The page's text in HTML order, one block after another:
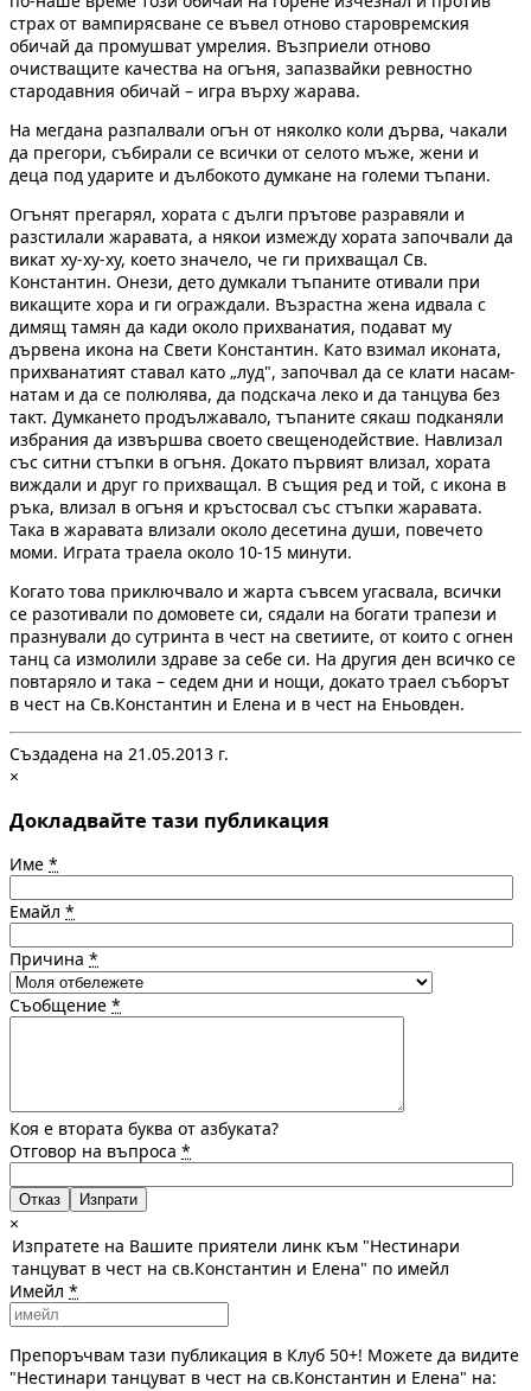
страх от вампирясване се въвел отново старовремския
обичай да промушват умрелия. Възприели отново
очистващите качества на огъня, запазвайки ревностно
стародавния обичай – игра върху жарава.
На мегдана разпалвали огън от няколко коли дърва, чакали
да прегори, събирали се всички от селото мъже, жени и
деца под ударите и дълбокото думкане на големи тъпани.
Огънят прегарял, хората с дълги прътове разравяли и
разстилали жаравата, а някои измежду хората започвали да
викат ху-ху-ху, което значело, че ги прихващал Св.
Константин. Онези, дето думкали тъпаните отивали при
викащите хора и ги ограждали. Възрастна жена идвала с
димящ тамян да кади около прихванатия, подават му
дървена икона на Свети Константин. Като взимал иконата,
прихванатият ставал като „луд", започвал да се клати насам-
натам и да се полюлява, да подскача леко и да танцува без
такт. Думкането продължавало, тъпаните сякаш подканяли
избрания да извършва своето свещенодействие. Навлизал
със ситни стъпки в огъня. Докато първият влизал, хората
виждали и друг го прихващал. В същия ред и той, с икона в
ръка, влизал в огъня и кръстосвал със стъпки жаравата.
Така в жаравата влизали около десетина души, повечето
моми. Играта траела около 10-15 минути.
Когато това приключвало и жарта съвсем угасвала, всички
се разотивали по домовете си, сядали на богати трапези и
празнували до сутринта в чест на светиите, от които с огнен
танц са измолили здраве за себе си. На другия ден всичко се
повтаряло и така – седем дни и нощи, докато траел съборът
в чест на Св.Константин и Елена и в чест на Еньовден.
Създадена на 21.05.2013 г.
×
Докладвайте тази публикация
Име *
Емайл *
Причина *
Съобщение *
Коя е втората буква от азбуката?
Отговор на въпроса *
Отказ
×
Изпратете на Вашите приятели линк към "Нестинари
танцуват в чест на св.Константин и Елена" по имейл
Имейл *
Препоръчвам тази публикация в Клуб 50+! Можете да видите
"Нестинари танцуват в чест на св.Константин и Елена" на: